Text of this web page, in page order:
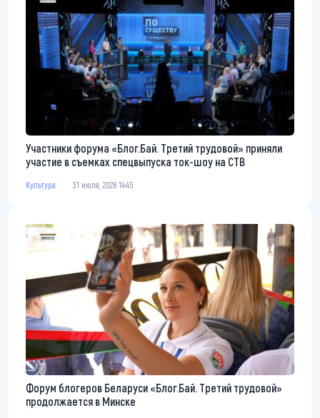
Участники форума «Блог.Бай. Третий трудовой» приняли
участие в съемках спецвыпуска ток-шоу на СТВ
Культура 31 июля, 2026 14:45
Форум блогеров Беларуси «Блог.Бай. Третий трудовой»
продолжается в Минске